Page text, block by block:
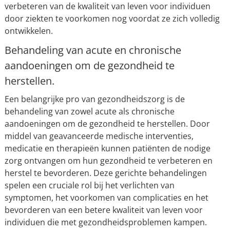
verbeteren van de kwaliteit van leven voor individuen
door ziekten te voorkomen nog voordat ze zich volledig
ontwikkelen.
Behandeling van acute en chronische
aandoeningen om de gezondheid te
herstellen.
Een belangrijke pro van gezondheidszorg is de
behandeling van zowel acute als chronische
aandoeningen om de gezondheid te herstellen. Door
middel van geavanceerde medische interventies,
medicatie en therapieën kunnen patiënten de nodige
zorg ontvangen om hun gezondheid te verbeteren en
herstel te bevorderen. Deze gerichte behandelingen
spelen een cruciale rol bij het verlichten van
symptomen, het voorkomen van complicaties en het
bevorderen van een betere kwaliteit van leven voor
individuen die met gezondheidsproblemen kampen.